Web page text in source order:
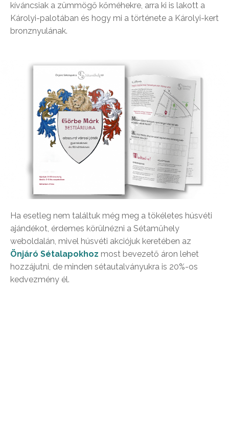
kíváncsiak a zümmögő kőméhekre, arra ki is lakott a
Károlyi-palotában és hogy mi a története a Károlyi-kert
bronznyulának.
Ha esetleg nem találtuk még meg a tökéletes húsvéti
ajándékot, érdemes körülnézni a Sétaműhely
weboldalán, mivel húsvéti akciójuk keretében az
Önjáró Sétalapokhoz most bevezető áron lehet
hozzájutni, de minden sétautalványukra is 20%-os
kedvezmény él.